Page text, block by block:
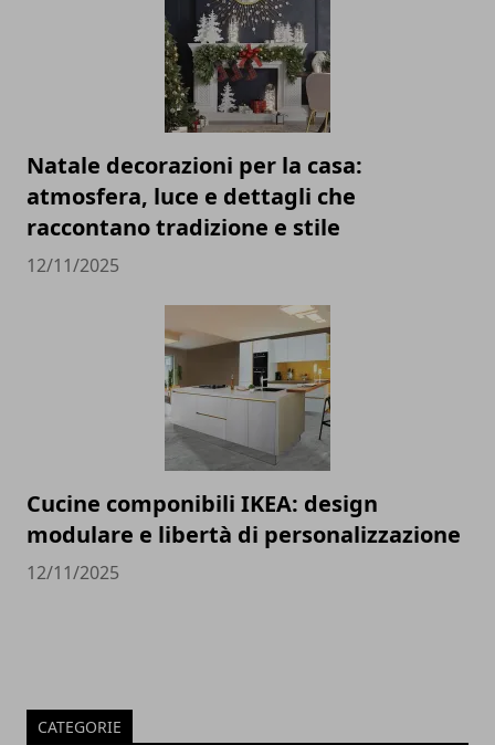
Natale decorazioni per la casa:
atmosfera, luce e dettagli che
raccontano tradizione e stile
12/11/2025
Cucine componibili IKEA: design
modulare e libertà di personalizzazione
12/11/2025
CATEGORIE